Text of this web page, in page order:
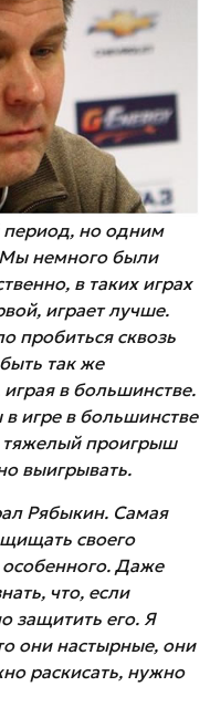
период, но одним
немного были
в таких играх
играет лучше.
пробиться сквозь
так же
в большинстве.
игре в большинстве
тяжелый проигрыш
выигрывать.
Рябыкин. Самая
своего
особенного. Даже
что, если
защитить его. Я
они настырные, они
раскисать, нужно